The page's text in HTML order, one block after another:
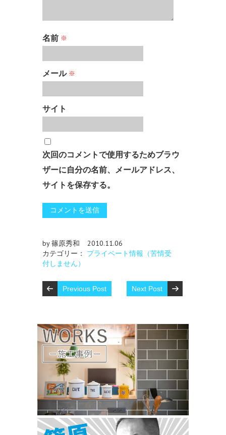
名前 ※
メール ※
サイト
次回のコメントで使用するためブラウ
ザーに自分の名前、メールアドレス、
サイトを保存する。
by 篠原秀和
2010.11.06
カテゴリー： プライベート情報（苦情受
付しません）
Previous Post Next Post